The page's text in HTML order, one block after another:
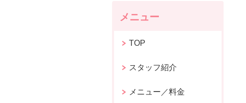
メニュー
TOP
スタッフ紹介
メニュー／料金